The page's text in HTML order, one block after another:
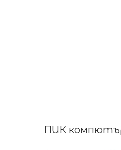
ПИК компютър